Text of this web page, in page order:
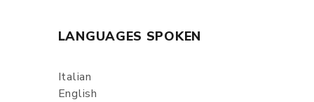
LANGUAGES SPOKEN
Italian
English